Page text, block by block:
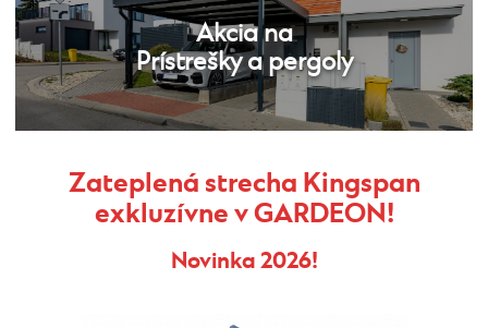
Akcia na
Prístrešky a pergoly
Zateplená strecha Kingspan
exkluzívne v GARDEON!
Novinka 2026!